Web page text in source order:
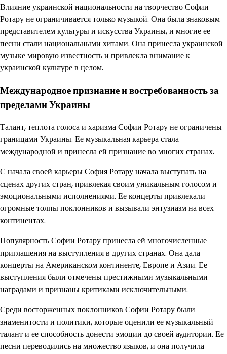
Влияние украинской национальности на творчество Софии
Ротару не ограничивается только музыкой. Она была знаковым
представителем культуры и искусства Украины, и многие ее
песни стали национальными хитами. Она принесла украинской
музыке мировую известность и привлекла внимание к
украинской культуре в целом.
Международное признание и востребованность за
пределами Украины
Талант, теплота голоса и харизма Софии Ротару не ограничены
границами Украины. Ее музыкальная карьера стала
международной и принесла ей признание во многих странах.
С начала своей карьеры София Ротару начала выступать на
сценах других стран, привлекая своим уникальным голосом и
эмоциональными исполнениями. Ее концерты привлекали
огромные толпы поклонников и вызывали энтузиазм на всех
континентах.
Популярность Софии Ротару принесла ей многочисленные
приглашения на выступления в других странах. Она дала
концерты на Американском континенте, Европе и Азии. Ее
выступления были отмечены престижными музыкальными
наградами и признаны критиками исключительными.
Среди восторженных поклонников Софии Ротару были
знаменитости и политики, которые оценили ее музыкальный
талант и ее способность донести эмоции до своей аудитории. Ее
песни переводились на множество языков, и она получила